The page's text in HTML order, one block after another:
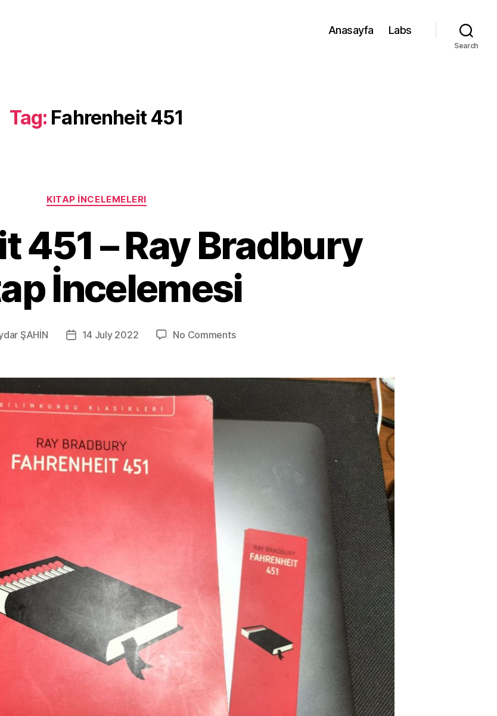
Anasayfa Labs
Search
Tag: Fahrenheit 451
Categories
KITAP İNCELEMELERI
451 – Ray Bradbury
İncelemesi
ŞAHİN
Post14 July 2022 No Commentson
–
Bradbury
Kitap